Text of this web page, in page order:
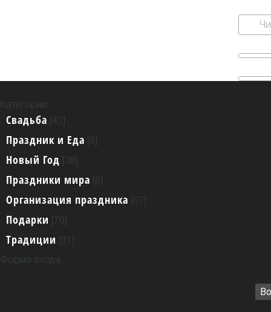
Категории
Свадьба [42]
Праздник и Еда [8]
Новый Год [38]
Праздники мира [8]
Организация праздника [67]
Подарки [70]
Традиции [31]
Форма входа
Информация о сайте
Реклама на сайте
Контактная информация